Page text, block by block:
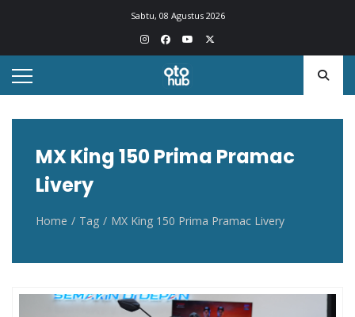
Sabtu, 08 Agustus 2026
Otohub.co
Portal berita otomotif Indonesia terkini
MX King 150 Prima Pramac
Livery
Home Tag MX King 150 Prima Pramac Livery